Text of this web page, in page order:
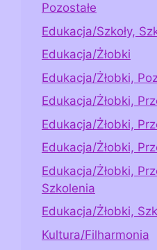
Pozostałe
Edukacja/Szkoły,
Edukacja/Żłobki
Edukacja/Żłobki,
Edukacja/Żłobki,
Edukacja/Żłobki,
Edukacja/Żłobki,
Edukacja/Żłobki,
Szkolenia
Edukacja/Żłobki,
Kultura/Filharmonia